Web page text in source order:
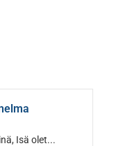
Isä olet...